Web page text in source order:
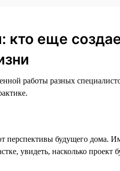
кто еще
работы разных
будущего дома.
увидеть, насколько проект